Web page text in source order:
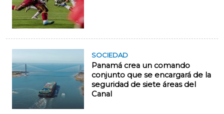
SOCIEDAD
Panamá crea un comando
conjunto que se encargará de la
seguridad de siete áreas del
Canal